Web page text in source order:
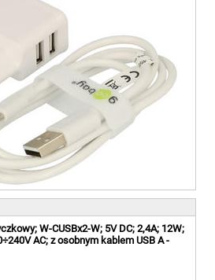
W-CUSBx2-W; 5V DC; 2,4A; 12W;
AC; z osobnym kablem USB A -